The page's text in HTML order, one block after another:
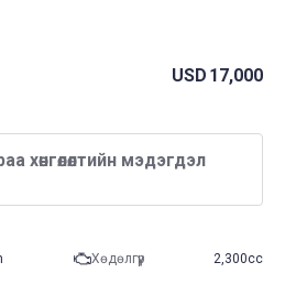
USD 17,000
хөнгөлөлтийн мэдэгдэл
Хөдөлгүүр 2,300cc